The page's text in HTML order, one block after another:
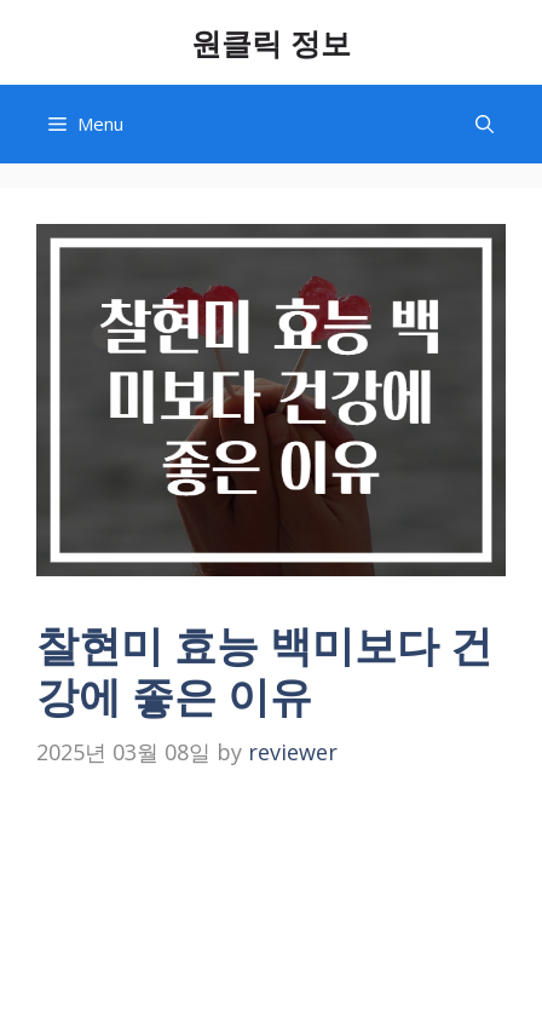
content
원클릭 정보
Menu
찰현미 효능 백미보다 건
강에 좋은 이유
2025년 03월 08일 by reviewer